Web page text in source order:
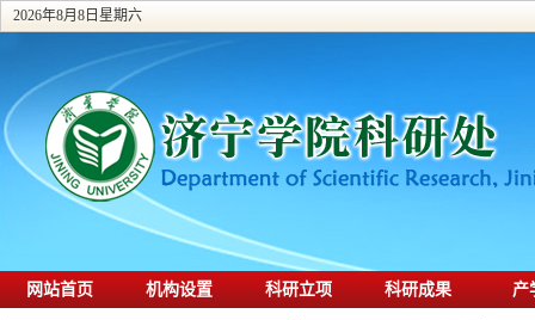
2026年8月8日星期六
网站首页 机构设置 科研立项 科研成果 产